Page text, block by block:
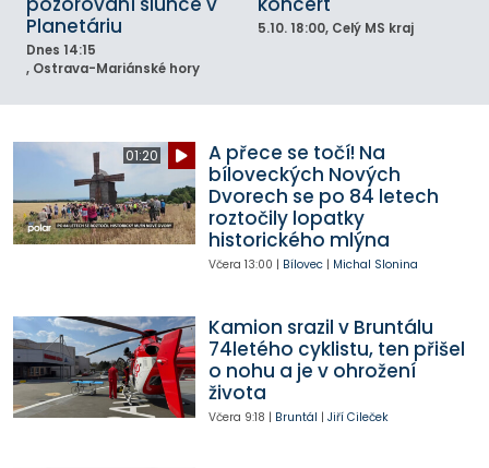
Planetáriu
Dnes 14:15
, Ostrava-Mariánské hory
5.10. 18:00, Celý MS kraj
01:20
A přece se točí! Na
bíloveckých Nových
Dvorech se po 84 letech
roztočily lopatky
historického mlýna
Včera 13:00 | Bílovec| Michal Slonina
Kamion srazil v Bruntálu
74letého cyklistu, ten přišel
o nohu a je v ohrožení
života
Včera 9:18 | Bruntál | Jiří Cileček